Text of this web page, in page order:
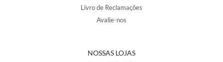
Livro de Reclamações
Avalie-nos
NOSSAS LOJAS